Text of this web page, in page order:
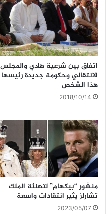
اتفاق بين شرعية هادي والمجلس
الانتقالي وحكومة جديدة رئيسها
هذا الشخص
2018/10/14
منشور “بيكهام” لتهنئة الملك
تشارلز يثير انتقادات واسعة
2023/05/07